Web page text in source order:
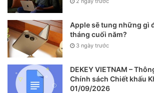
Apple sẽ tung những gì
tháng cuối năm?
3 ngày trước
DEKEY VIETNAM –
Chính sách Chiết khấu
01/09/2026